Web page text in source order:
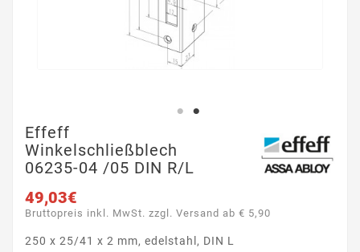
Effeff
Winkelschließblech
06235-04 /05 DIN R/L
49,03€
Bruttopreis inkl. MwSt. zzgl. Versand ab € 5,90
250 x 25/41 x 2 mm, edelstahl, DIN L